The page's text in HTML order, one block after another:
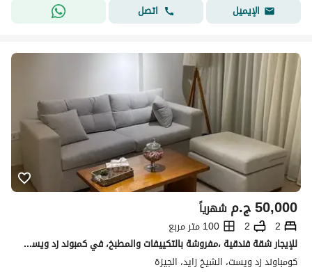
الإيميل
اتصل
ج.م50,000 شهرياً
2
2
100 متر مربع
للإيجار شقة فندقية ،مفروشة بالتكييفات والمطبخ، في كمبوند زد ويست، الشيخ زايد. For Rent Hotel Apartment,With AC/S and Kitchen,Zad West, Sheikh Zayed.
كومباوند زد ويست، الشيخ زايد، الجيزة